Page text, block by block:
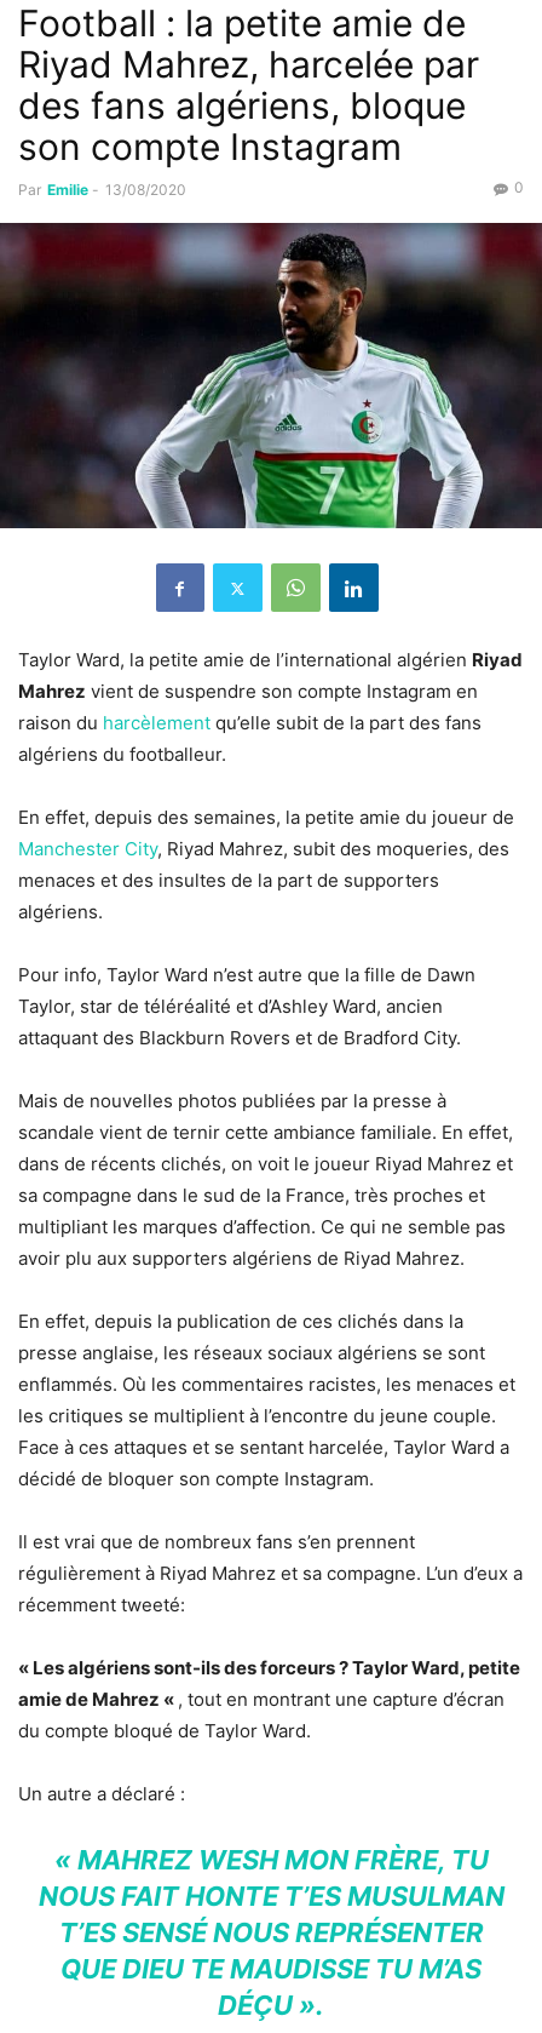
Football : la petite amie de
Riyad Mahrez, harcelée par
des fans algériens, bloque
son compte Instagram
Par Emilie - 13/08/2020 0
Taylor Ward, la petite amie de l’international algérien Riyad
Mahrez vient de suspendre son compte Instagram en
raison du harcèlement qu’elle subit de la part des fans
algériens du footballeur.
En effet, depuis des semaines, la petite amie du joueur de
Manchester City, Riyad Mahrez, subit des moqueries, des
menaces et des insultes de la part de supporters
algériens.
Pour info, Taylor Ward n’est autre que la fille de Dawn
Taylor, star de téléréalité et d’Ashley Ward, ancien
attaquant des Blackburn Rovers et de Bradford City.
Mais de nouvelles photos publiées par la presse à
scandale vient de ternir cette ambiance familiale. En effet,
dans de récents clichés, on voit le joueur Riyad Mahrez et
sa compagne dans le sud de la France, très proches et
multipliant les marques d’affection. Ce qui ne semble pas
avoir plu aux supporters algériens de Riyad Mahrez.
En effet, depuis la publication de ces clichés dans la
presse anglaise, les réseaux sociaux algériens se sont
enflammés. Où les commentaires racistes, les menaces et
les critiques se multiplient à l’encontre du jeune couple.
Face à ces attaques et se sentant harcelée, Taylor Ward a
décidé de bloquer son compte Instagram.
Il est vrai que de nombreux fans s’en prennent
régulièrement à Riyad Mahrez et sa compagne. L’un d’eux a
récemment tweeté:
« Les algériens sont-ils des forceurs ? Taylor Ward, petite
amie de Mahrez « , tout en montrant une capture d’écran
du compte bloqué de Taylor Ward.
Un autre a déclaré :
« MAHREZ WESH MON FRÈRE, TU
NOUS FAIT HONTE T’ES MUSULMAN
T’ES SENSÉ NOUS REPRÉSENTER
QUE DIEU TE MAUDISSE TU M’AS
DÉÇU ».